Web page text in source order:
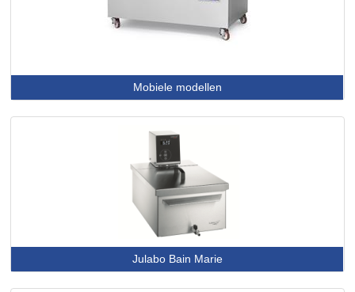
Mobiele modellen
Julabo Bain Marie